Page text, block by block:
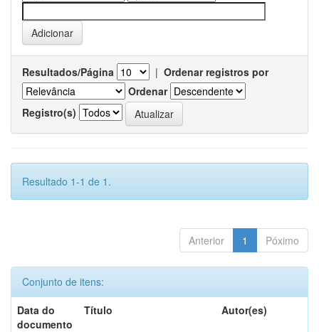
Resultados/Página | Ordenar registros por
Ordenar
Registro(s)
Resultado 1-1 de 1.
Anterior 1 Póximo
Conjunto de itens:
Data do
documento
Título Autor(es)